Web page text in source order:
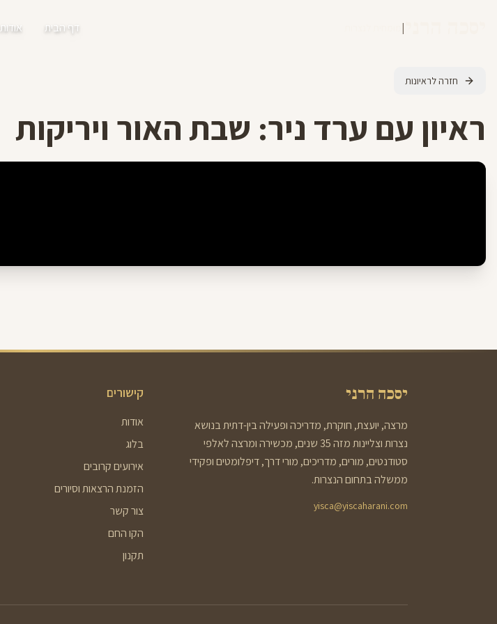
| דף הבית אודות
חזרה לראיונות
ראיון עם ערד ניר: שבת האור ויריקות
יסכה הרני
מרצה, יועצת, חוקרת, מדריכה ופעילה בין-דתית בנושא
נצרות וצליינות מזה 35 שנים, מכשירה ומרצה לאלפי
סטודנטים, מורים, מדריכים, מורי דרך, דיפלומטים ופקידי
ממשלה בתחום הנצרות.
yisca@yiscaharani.com
קישורים
אודות
בלוג
אירועים קרובים
הזמנת הרצאות וסיורים
צור קשר
הקו החם
תקנון